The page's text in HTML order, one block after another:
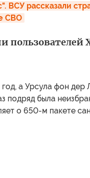
ВСУ рассказали
СВО
пользователей
а Урсула фон дер
подряд была
о 650-м пакете